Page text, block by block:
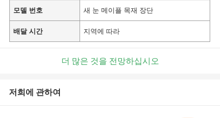
모델 번호 새 눈 메이플 목재 장단
배달 시간 지역에 따라
더 많은 것을 전망하십시오
저희에 관하여